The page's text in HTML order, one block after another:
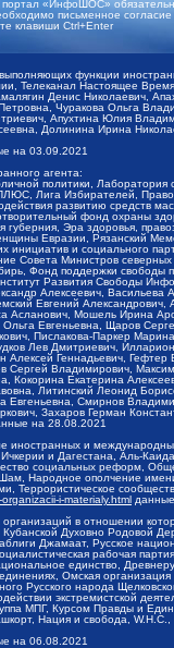
портал «ИнфоШОС»
письменное
клавиши Ctrl+Enter
функции
Телеканал Настоящее
Денис Николаевич,
Чуракова Ольга
Апухтина Юлия
Долинина Ирина
на 03.09.2021
агента:
политики,
Лига Избирателей,
развитию средств
фонд охраны
губерния, Эра здоровья,
Евразии, Рязанский
инициатив и социального
Министров северных
Фонд поддержки
Развития Свободы
Алексеевич,
Евгений
Асланович, Мошель Ирина
Евгеньевна, Щаров
Пислакова-Паркер
Лев Дмитриевич,
Геннадьевич,
Владимирович,
Екатерина
Литинский Леонид
Евгеньевна, Смирнов
Захаров Герман
на 28.08.2021
и
и Дагестана, Аль-
социальных реформ,
Народное ополчение
Террористическое
i-materialy.html
в отношении
Духовно Родовой
Джамаат, Русское
рабочая
единство,
Омская
Русского народа
экстремистской
МПГ, Курсом Правды и
Нация и свобода,
на 06.08.2021